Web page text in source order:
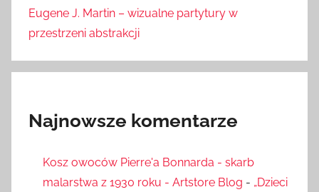
Eugene J. Martin – wizualne partytury w
przestrzeni abstrakcji
Najnowsze komentarze
Kosz owoców Pierre'a Bonnarda - skarb
malarstwa z 1930 roku - Artstore Blog - „Dzieci